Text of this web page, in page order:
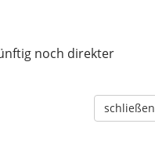
noch direkter
schließen